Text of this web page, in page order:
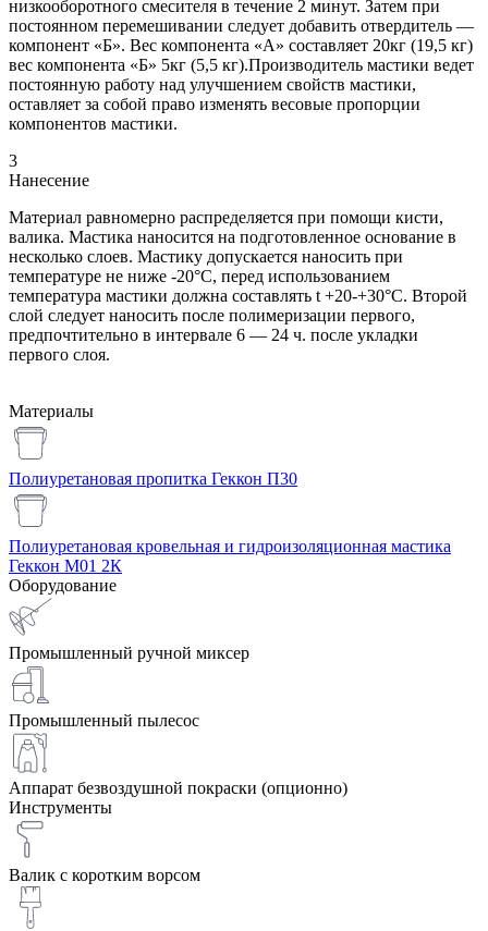
низкооборотного смесителя в течение 2 минут. Затем при
постоянном перемешивании следует добавить отвердитель —
компонент «Б». Вес компонента «А» составляет 20кг (19,5 кг)
вес компонента «Б» 5кг (5,5 кг).Производитель мастики ведет
постоянную работу над улучшением свойств мастики,
оставляет за собой право изменять весовые пропорции
компонентов мастики.
3
Нанесение
Материал равномерно распределяется при помощи кисти,
валика. Мастика наносится на подготовленное основание в
несколько слоев. Мастику допускается наносить при
температуре не ниже -20°С, перед использованием
температура мастики должна составлять t +20-+30°С. Второй
слой следует наносить после полимеризации первого,
предпочтительно в интервале 6 — 24 ч. после укладки
первого слоя.
Материалы
Полиуретановая пропитка Геккон П30
Полиуретановая кровельная и гидроизоляционная мастика
Геккон М01 2К
Оборудование
Промышленный ручной миксер
Промышленный пылесос
Аппарат безвоздушной покраски (опционно)
Инструменты
Валик с коротким ворсом